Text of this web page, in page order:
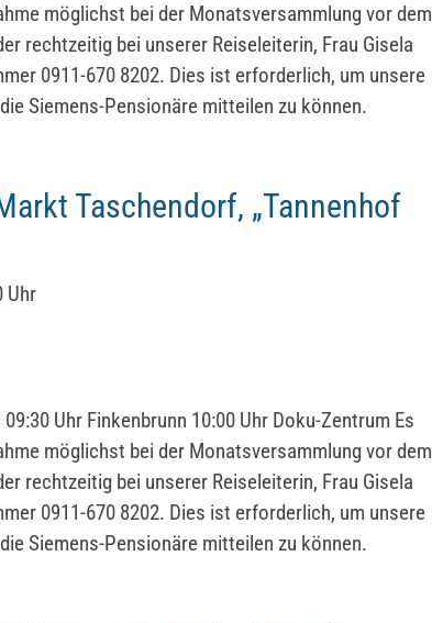
möglichst bei der Monatsversammlung vor dem
rechtzeitig bei unserer Reiseleiterin, Frau Gisela
0911-670 8202. Dies ist erforderlich, um unsere
Siemens-Pensionäre mitteilen zu können.
Taschendorf, „Tannenhof
Uhr
Uhr Finkenbrunn 10:00 Uhr Doku-Zentrum Es
möglichst bei der Monatsversammlung vor dem
rechtzeitig bei unserer Reiseleiterin, Frau Gisela
0911-670 8202. Dies ist erforderlich, um unsere
Siemens-Pensionäre mitteilen zu können.